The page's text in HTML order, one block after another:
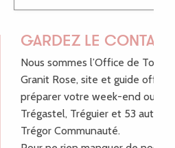
GARDEZ LE CONTACT !
Nous sommes l’Office de
Granit Rose, site et guide officiel
préparer votre week-end ou vos
Trégastel, Tréguier et 53 autres
Trégor Communauté.